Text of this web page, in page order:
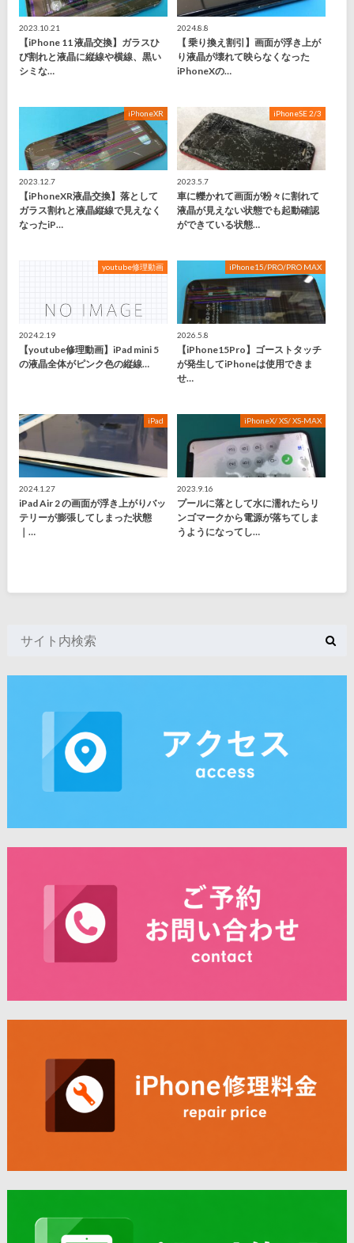
2023.10.21
【iPhone 11 液晶交換】ガラスひ
び割れと液晶に縦線や横線、黒い
シミな…
2024.8.8
【 乗り換え割引】画面が浮き上が
り液晶が壊れて映らなくなった
iPhoneXの…
iPhoneXR
2023.12.7
【iPhoneXR液晶交換】落として
ガラス割れと液晶縦線で見えなく
なったiP…
iPhoneSE 2/3
2023.5.7
車に轢かれて画面が粉々に割れて
液晶が見えない状態でも起動確認
ができている状態…
youtube修理動画
2024.2.19
【youtube修理動画】iPad mini 5
の液晶全体がピンク色の縦線…
iPhone15/PRO/PRO MAX
2026.5.8
【iPhone15Pro】ゴーストタッチ
が発生してiPhoneは使用できま
せ…
iPad
2024.1.27
iPad Air 2 の画面が浮き上がりバッ
テリーが膨張してしまった状態
｜…
iPhoneX/ XS/ XS-MAX
2023.9.16
プールに落として水に濡れたらリ
ンゴマークから電源が落ちてしま
うようになってし…